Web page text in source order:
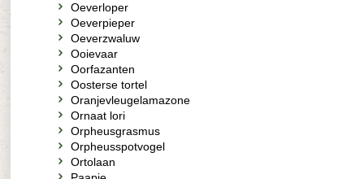
Oeverloper
Oeverpieper
Oeverzwaluw
Ooievaar
Oorfazanten
Oosterse tortel
Oranjevleugelamazone
Ornaat lori
Orpheusgrasmus
Orpheusspotvogel
Ortolaan